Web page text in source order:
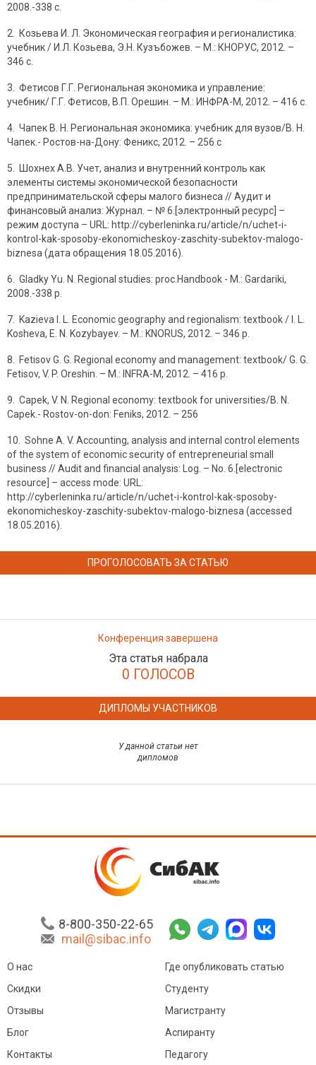
2008.-338 с.
2. Козьева И. Л. Экономическая география и регионалистика:
учебник / И.Л. Козьева, Э.Н. Кузъбожев. – М.: КНОРУС, 2012. –
346 с.
3. Фетисов Г.Г. Региональная экономика и управление:
учебник/ Г.Г. Фетисов, В.П. Орешин. – М.: ИНФРА-М, 2012. – 416 с.
4. Чапек В. Н. Региональная экономика: учебник для вузов/В. Н.
Чапек.- Ростов-на-Дону: Феникс, 2012. – 256 с
5. Шохнех А.В. Учет, анализ и внутренний контроль как
элементы системы экономической безопасности
предпринимательской сферы малого бизнеса // Аудит и
финансовый анализ: Журнал. – № 6.[электронный ресурс] –
режим доступа – URL: http://cyberleninka.ru/article/n/uchet-i-
kontrol-kak-sposoby-ekonomicheskoy-zaschity-subektov-malogo-
biznesa (дата обращения 18.05.2016).
6. Gladky Yu. N. Regional studies: proc.Handbook - M.: Gardariki,
2008.-338 p.
7. Kazieva I. L. Economic geography and regionalism: textbook / I. L.
Kosheva, E. N. Kozybayev. – M.: KNORUS, 2012. – 346 p.
8. Fetisov G. G. Regional economy and management: textbook/ G. G.
Fetisov, V. P. Oreshin. – M.: INFRA-M, 2012. – 416 p.
9. Capek, V. N. Regional economy: textbook for universities/B. N.
Capek.- Rostov-on-don: Feniks, 2012. – 256
10. Sohne A. V. Accounting, analysis and internal control elements
of the system of economic security of entrepreneurial small
business // Audit and financial analysis: Log. – No. 6.[electronic
resource] – access mode: URL:
http://cyberleninka.ru/article/n/uchet-i-kontrol-kak-sposoby-
ekonomicheskoy-zaschity-subektov-malogo-biznesa (accessed
18.05.2016).
ПРОГОЛОСОВАТЬ ЗА СТАТЬЮ
Конференция завершена
Эта статья набрала
0 ГОЛОСОВ
ДИПЛОМЫ УЧАСТНИКОВ
У данной статьи нет
дипломов
8-800-350-22-65
mail@sibac.info
О нас
Скидки
Отзывы
Блог
Контакты
Где опубликовать статью
Студенту
Магистранту
Аспиранту
Педагогу